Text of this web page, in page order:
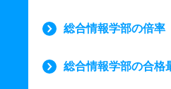
総合情報学部の倍率
総合情報学部の合格